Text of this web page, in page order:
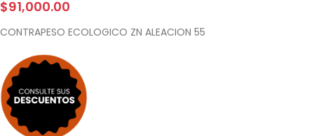
$91,000.00
CONTRAPESO ECOLOGICO ZN ALEACION 55